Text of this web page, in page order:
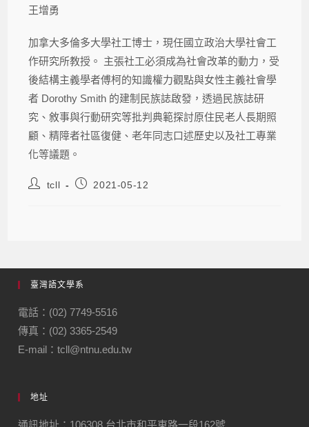
王增勇
加拿大多倫多大學社工博士，現任國立政治大學社會工
作研究所教授。 主張社工必須成為社會改革的動力， 受
後結構主義學者傅柯的知識權力觀點與女性主義社會學
者 Dorothy Smith 的建制民族誌啟發，透過民族誌研
究、敘事與行動研究等批判典範探討原住民老人長期照
顧、精障者社區復健、老年同志口述歷史以及社工專業
化等議題。
tcll 2021-05-12
臺灣語文學系
電話：(02) 7749-5516
傳真：(02) 3365-2549
E-mail：tcll@ntnu.edu.tw
地址
通訊地址：106308 台北市和平東路一段162號